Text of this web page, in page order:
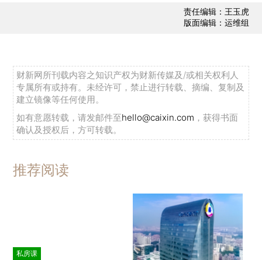
责任编辑：王玉虎
版面编辑：运维组
财新网所刊载内容之知识产权为财新传媒及/或相关权利人
专属所有或持有。未经许可，禁止进行转载、摘编、复制及
建立镜像等任何使用。
如有意愿转载，请发邮件至hello@caixin.com ，获得书面
确认及授权后，方可转载。
推荐阅读
私房课